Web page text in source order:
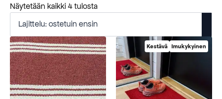
Näytetään kaikki 4 tulostaSuosituimmat
Kestävä Imukykyinen